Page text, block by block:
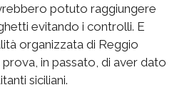
potuto raggiungere
evitando i controlli. E
organizzata di Reggio
in passato, di aver dato
siciliani.